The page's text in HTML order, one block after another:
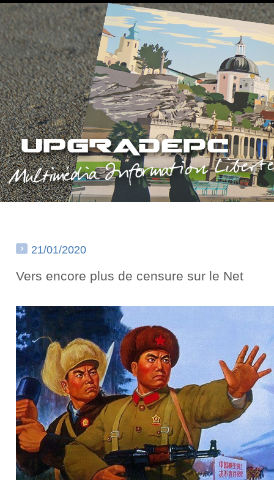
21/01/2020
Vers encore plus de censure sur le Net